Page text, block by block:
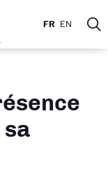
FR EN